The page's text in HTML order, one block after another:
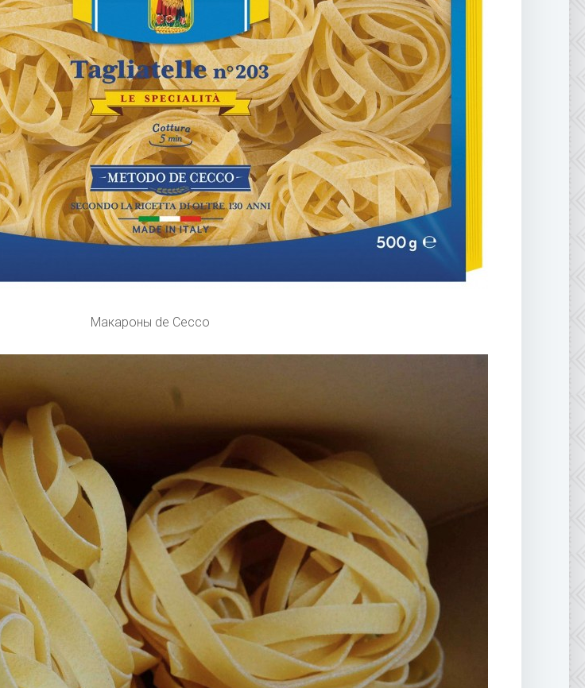
Макароны de Cecco